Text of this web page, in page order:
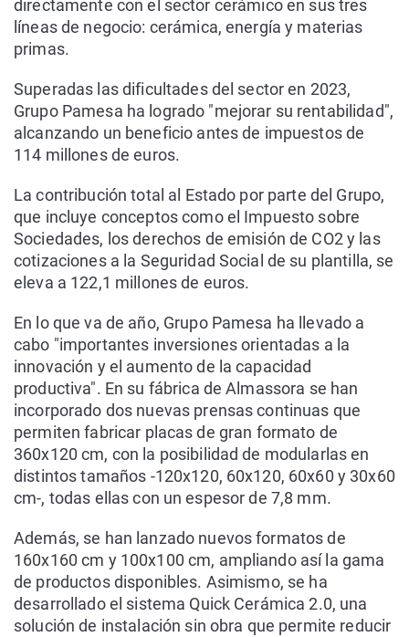
directamente con el sector cerámico en sus tres
líneas de negocio: cerámica, energía y materias
primas.
Superadas las dificultades del sector en 2023,
Grupo Pamesa ha logrado "mejorar su rentabilidad",
alcanzando un beneficio antes de impuestos de
114 millones de euros.
La contribución total al Estado por parte del Grupo,
que incluye conceptos como el Impuesto sobre
Sociedades, los derechos de emisión de CO2 y las
cotizaciones a la Seguridad Social de su plantilla, se
eleva a 122,1 millones de euros.
En lo que va de año, Grupo Pamesa ha llevado a
cabo "importantes inversiones orientadas a la
innovación y el aumento de la capacidad
productiva". En su fábrica de Almassora se han
incorporado dos nuevas prensas continuas que
permiten fabricar placas de gran formato de
360x120 cm, con la posibilidad de modularlas en
distintos tamaños -120x120, 60x120, 60x60 y 30x60
cm-, todas ellas con un espesor de 7,8 mm.
Además, se han lanzado nuevos formatos de
160x160 cm y 100x100 cm, ampliando así la gama
de productos disponibles. Asimismo, se ha
desarrollado el sistema Quick Cerámica 2.0, una
solución de instalación sin obra que permite reducir